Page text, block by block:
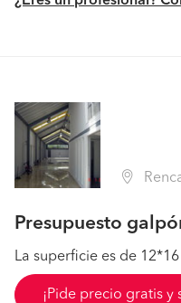
Renca
Presupuesto
La superficie es de
¡Pide precio gratis y